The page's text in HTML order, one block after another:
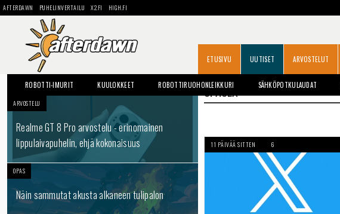
AFTERDAWN PUHELINVERTAILU X2.FI HIGH.FI
ETUSIVU UUTISET ARVOSTELUT
ROBOTTI-IMURIT KUULOKKEET ROBOTTIRUOHONLEIKKURI SÄHKÖPOTKULAUDAT
ARVOSTELU
Realme GT 8 Pro arvostelu - erinomainen
lippulaivapuhelin, ehjä kokonaisuus
OPAS
Näin sammutat akusta alkaneen tulipalon
SPACEX
11 PÄIVÄÄ SITTEN 6